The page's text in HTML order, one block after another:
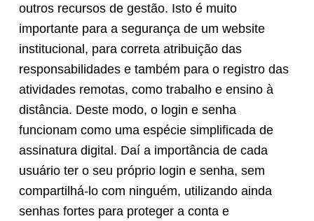
outros recursos de gestão. Isto é muito
importante para a segurança de um website
institucional, para correta atribuição das
responsabilidades e também para o registro das
atividades remotas, como trabalho e ensino à
distância. Deste modo, o login e senha
funcionam como uma espécie simplificada de
assinatura digital. Daí a importância de cada
usuário ter o seu próprio login e senha, sem
compartilhá-lo com ninguém, utilizando ainda
senhas fortes para proteger a conta e